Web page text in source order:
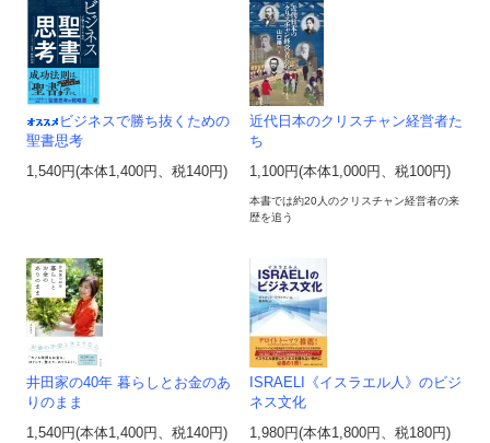
ビジネスで勝ち抜くための
聖書思考
1,540円(本体1,400円、税140円)
近代日本のクリスチャン経営者た
ち
1,100円(本体1,000円、税100円)
本書では約20人のクリスチャン経営者の来
歴を追う
井田家の40年 暮らしとお金のあ
りのまま
1,540円(本体1,400円、税140円)
ISRAELI《イスラエル人》のビジ
ネス文化
1,980円(本体1,800円、税180円)